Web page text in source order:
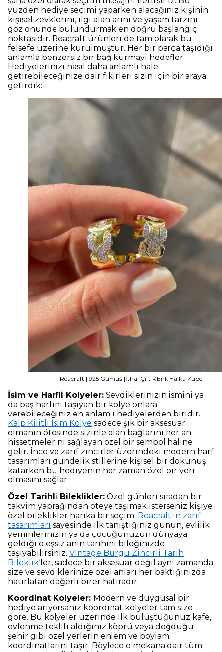
yüzden hediye seçimi yaparken alacağınız kişinin
kişisel zevklerini, ilgi alanlarını ve yaşam tarzını
göz önünde bulundurmak en doğru başlangıç
noktasıdır. Reacraft ürünleri de tam olarak bu
felsefe üzerine kurulmuştur. Her bir parça taşıdığı
anlamla benzersiz bir bağ kurmayı hedefler.
Hediyelerinizi nasıl daha anlamlı hale
getirebileceğinize dair fikirleri sizin için bir araya
getirdik:
Reacraft | 925 Gümüş |İthal Çift REnk Halka Küpe
İsim ve Harfli Kolyeler: Sevdiklerinizin ismini ya
da baş harfini taşıyan bir kolye onlara
verebileceğiniz en anlamlı hediyelerden biridir.
Kalp Kilitli İsim Kolye sadece şık bir aksesuar
olmanın ötesinde sizinle olan bağlarını her an
hissetmelerini sağlayan özel bir sembol haline
gelir. İnce ve zarif zincirler üzerindeki modern harf
tasarımları gündelik stillerine kişisel bir dokunuş
katarken bu hediyenin her zaman özel bir yeri
olmasını sağlar.
Özel Tarihli Bileklikler: Özel günleri sıradan bir
takvim yaprağından öteye taşımak isterseniz kişiye
özel bileklikler harika bir seçim. Reacraft'ın zarif
tasarımları sayesinde ilk tanıştığınız günün, evlilik
yeminlerinizin ya da çocuğunuzun dünyaya
geldiği o eşsiz anın tarihini bileğinizde
taşıyabilirsiniz. Vintage Burgu Zincirli Tarih
Bileklik‘ler, sadece bir aksesuar değil aynı zamanda
size ve sevdiklerinize özel anları her baktığınızda
hatırlatan değerli birer hatıradır.
Koordinat Kolyeler: Modern ve duygusal bir
hediye arıyorsanız koordinat kolyeler tam size
göre. Bu kolyeler üzerinde ilk buluştuğunuz kafe,
evlenme teklifi aldığınız köprü veya doğduğu
şehir gibi özel yerlerin enlem ve boylam
koordinatlarını taşır. Böylece o mekana dair tüm